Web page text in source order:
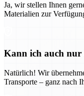
Ja, wir stellen Ihnen
Materialien zur
Kann ich auch nur
Natürlich! Wir
Transporte – ganz nach